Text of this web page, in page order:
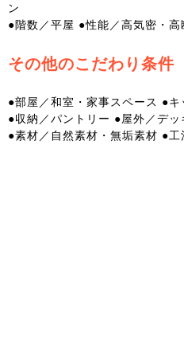
ン
●階数／平屋 ●性能／高気密・
その他のこだわり条件
●部屋／和室・家事スペース ●キ
●収納／パントリー ●屋外／デッ
●素材／自然素材・無垢素材 ●工